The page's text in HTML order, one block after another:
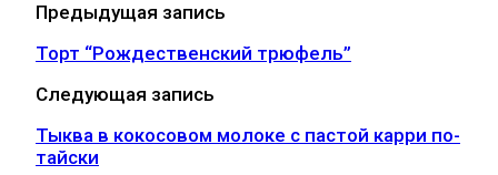
Предыдущая запись
Торт “Рождественский трюфель”
Следующая запись
Тыква в кокосовом молоке с пастой карри по-
тайски